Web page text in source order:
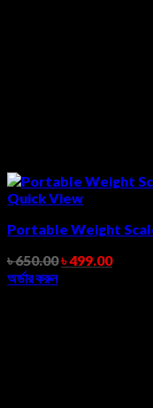
Quick View
Portable Weight
৳650.00৳499.00
অর্ডার করুন